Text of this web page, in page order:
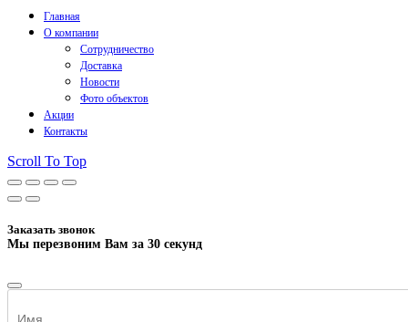
Главная
О компании
Сотрудничество
Доставка
Новости
Фото объектов
Акции
Контакты
Scroll To Top
Заказать звонок
Мы перезвоним Вам за 30 секунд